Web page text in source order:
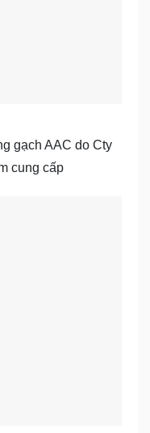
gạch AAC do Cty
cung cấp